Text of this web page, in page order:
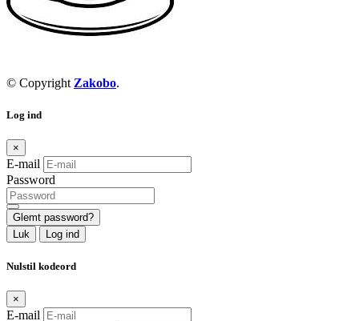
© Copyright Zakobo.
Log ind
×
E-mail
Password
Glemt password?
Luk
Log ind
Nulstil kodeord
×
E-mail